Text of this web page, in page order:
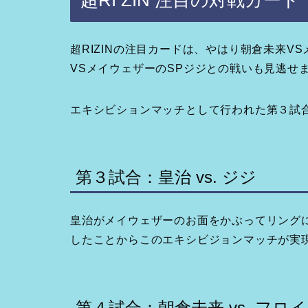
超RIZINの注目カードは、やはり朝倉未来
VSメイウェザーのSPジジとの戦いも見逃せ
エキシビションマッチとして行われた第３
第３試合：皇治 vs. ジジ
皇治がメイウェザーのお面をかぶってリン
したことからこのエキシビジョンマッチが